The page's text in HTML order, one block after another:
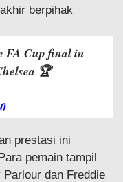
berpihak
FA Cup final in
🏆
prestasi ini
pemain tampil
dan Freddie